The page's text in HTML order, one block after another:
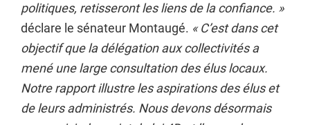
politiques, retisseront les liens de la confiance. »
déclare le sénateur Montaugé. « C’est dans cet
objectif que la délégation aux collectivités a
mené une large consultation des élus locaux.
Notre rapport illustre les aspirations des élus et
de leurs administrés. Nous devons désormais